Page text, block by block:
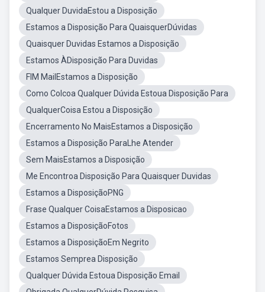
Qualquer DuvidaEstou a Disposição
Estamos a Disposição Para QuaisquerDúvidas
Quaisquer Duvidas Estamos a Disposição
Estamos ÀDisposição Para Duvidas
FIM MailEstamos a Disposição
Como Colcoa Qualquer Dúvida Estoua Disposição Para
QualquerCoisa Estou a Disposição
Encerramento No MaisEstamos a Disposição
Estamos a Disposição ParaLhe Atender
Sem MaisEstamos a Disposição
Me Encontroa Disposição Para Quaisquer Duvidas
Estamos a DisposiçãoPNG
Frase Qualquer CoisaEstamos a Disposicao
Estamos a DisposiçãoFotos
Estamos a DisposiçãoEm Negrito
Estamos Semprea Disposição
Qualquer Dúvida Estoua Disposição Email